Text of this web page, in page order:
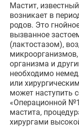
Мастит,
возникает в
родов. Это
вызванное
(лактостазом),
организма и
необходимо
или
может наступить
«Операционной
мастита,
хирургами